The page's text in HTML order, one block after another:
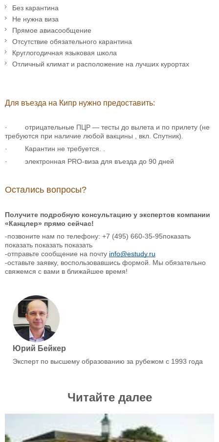
Без карантина
Не нужна виза
Прямое авиасообщение
Отсутствие обязательного карантина
Круглогодичная языковая школа
Отличный климат и расположение на лучших курортах
Для въезда на Кипр нужно предоставить:
· отрицательные ПЦР — тесты до вылета и по прилету (не
требуются при наличие любой вакцины , вкл. Спутник).
· Карантин не требуется. .
· электронная PRO-виза для въезда до 90 дней
Остались вопросы?
Получите подробную консультацию у экспертов компании
«Канцлер» прямо сейчас!
-позвоните нам по телефону: +7 (495) 660-35-95показать
показать показать показать
-отправьте сообщение на почту info@estudy.ru
-оставьте заявку, воспользовавшись формой. Мы обязательно
свяжемся с вами в ближайшее время!
Юрий Бейкер
Эксперт по высшему образованию за рубежом с 1993 года
Читайте далее